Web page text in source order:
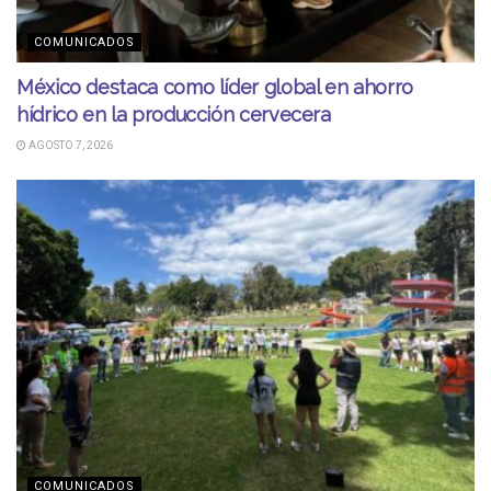
COMUNICADOS
México destaca como líder global en ahorro
hídrico en la producción cervecera
AGOSTO 7, 2026
COMUNICADOS